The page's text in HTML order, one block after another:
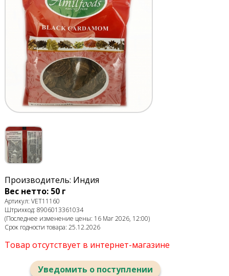
Производитель: Индия
Вес нетто: 50 г
Артикул: VET11160
Штрихкод: 8906013361034
(Последнее изменение цены: 16 Mar 2026, 12:00)
Срок годности товара: 25.12.2026
Товар отсутствует в интернет-магазине
Уведомить о поступлении